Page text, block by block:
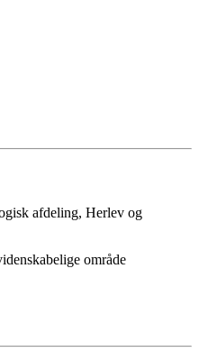
afdeling, Herlev og
område